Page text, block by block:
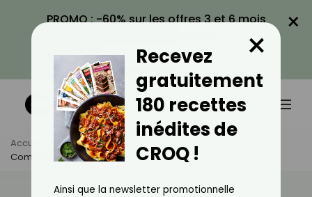
PROMO : -60% sur les offres 3 et 6 mois
VOIR LA PROMO
×
Accueil Actus
Astuces Culinaires
Comment Bien Réchauffer Ses Plats ?
Recevez
gratuitement
180 recettes
inédites de
CROQ !
×
Ainsi que la newsletter promotionnelle